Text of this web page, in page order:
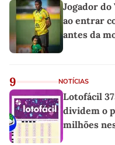
Jogador do
ao entrar
antes da
9 NOTÍCIAS
Lotofácil
dividem o
milhões